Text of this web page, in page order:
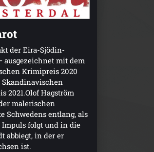
der Eira-Sjödin-
ausgezeichnet mit dem
Krimipreis 2020
Skandinavischen
2021.Olof Hagström
malerischen
Schwedens entlang, als
Impuls folgt und in die
abbiegt, in der er
ist.